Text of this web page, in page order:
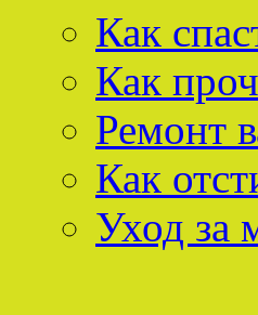
Как
Как
Ремонт
Как
Уход за